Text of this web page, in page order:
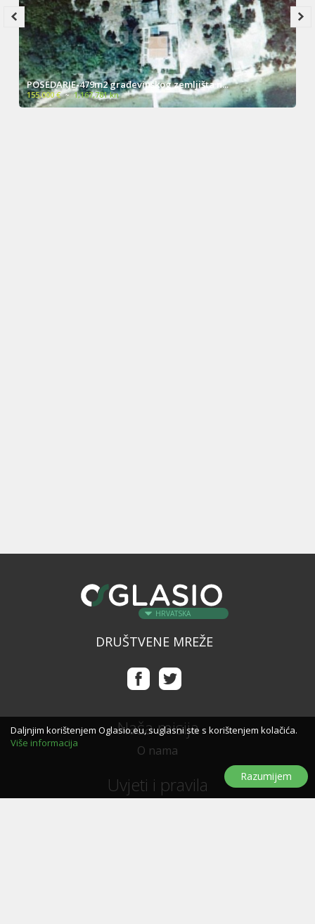
POSEDARJE-479m2 građevinskog zemljišta n...
155,000 € ~ 1,167,781 kn
HRVATSKA
DRUŠTVENE MREŽE
Naša misija
O nama
Uvjeti i pravila
Daljnjim korištenjem Oglasio.eu, suglasni ste s korištenjem kolačića.
Više informacija
Razumijem